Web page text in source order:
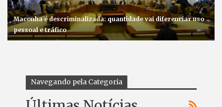
Maconha é descriminalizada: quantidade vai diferenciar uso
pessoal e tráfico
Navegando pela Categoria